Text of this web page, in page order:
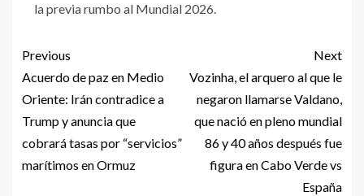
la previa rumbo al Mundial 2026.
Previous
Acuerdo de paz en Medio
Oriente: Irán contradice a
Trump y anuncia que
cobrará tasas por “servicios”
marítimos en Ormuz
Next
Vozinha, el arquero al que le
negaron llamarse Valdano,
que nació en pleno mundial
86 y 40 años después fue
figura en Cabo Verde vs
España